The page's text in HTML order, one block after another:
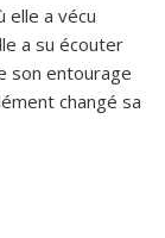
elle a vécu
a su écouter
son entourage
changé sa